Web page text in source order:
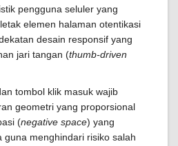
pengguna seluler yang
elemen halaman otentikasi
desain responsif yang
jari tangan (thumb-driven
tombol klik masuk wajib
geometri yang proporsional
(negative space) yang
guna menghindari risiko salah